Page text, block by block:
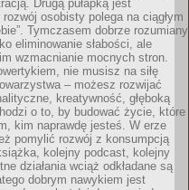
Drugą pułapką jest
osobisty polega na ciągłym
Tymczasem dobrze rozumiany
eliminowanie słabości, ale
wzmacnianie mocnych stron.
nie musisz na siłę
– możesz rozwijać
kreatywność, głęboką
o to, by budować życie, które
kim naprawdę jesteś. W erze
pomylić rozwój z konsumpcją
kolejny podcast, kolejny
działania wciąż odkładane są
dobrym nawykiem jest